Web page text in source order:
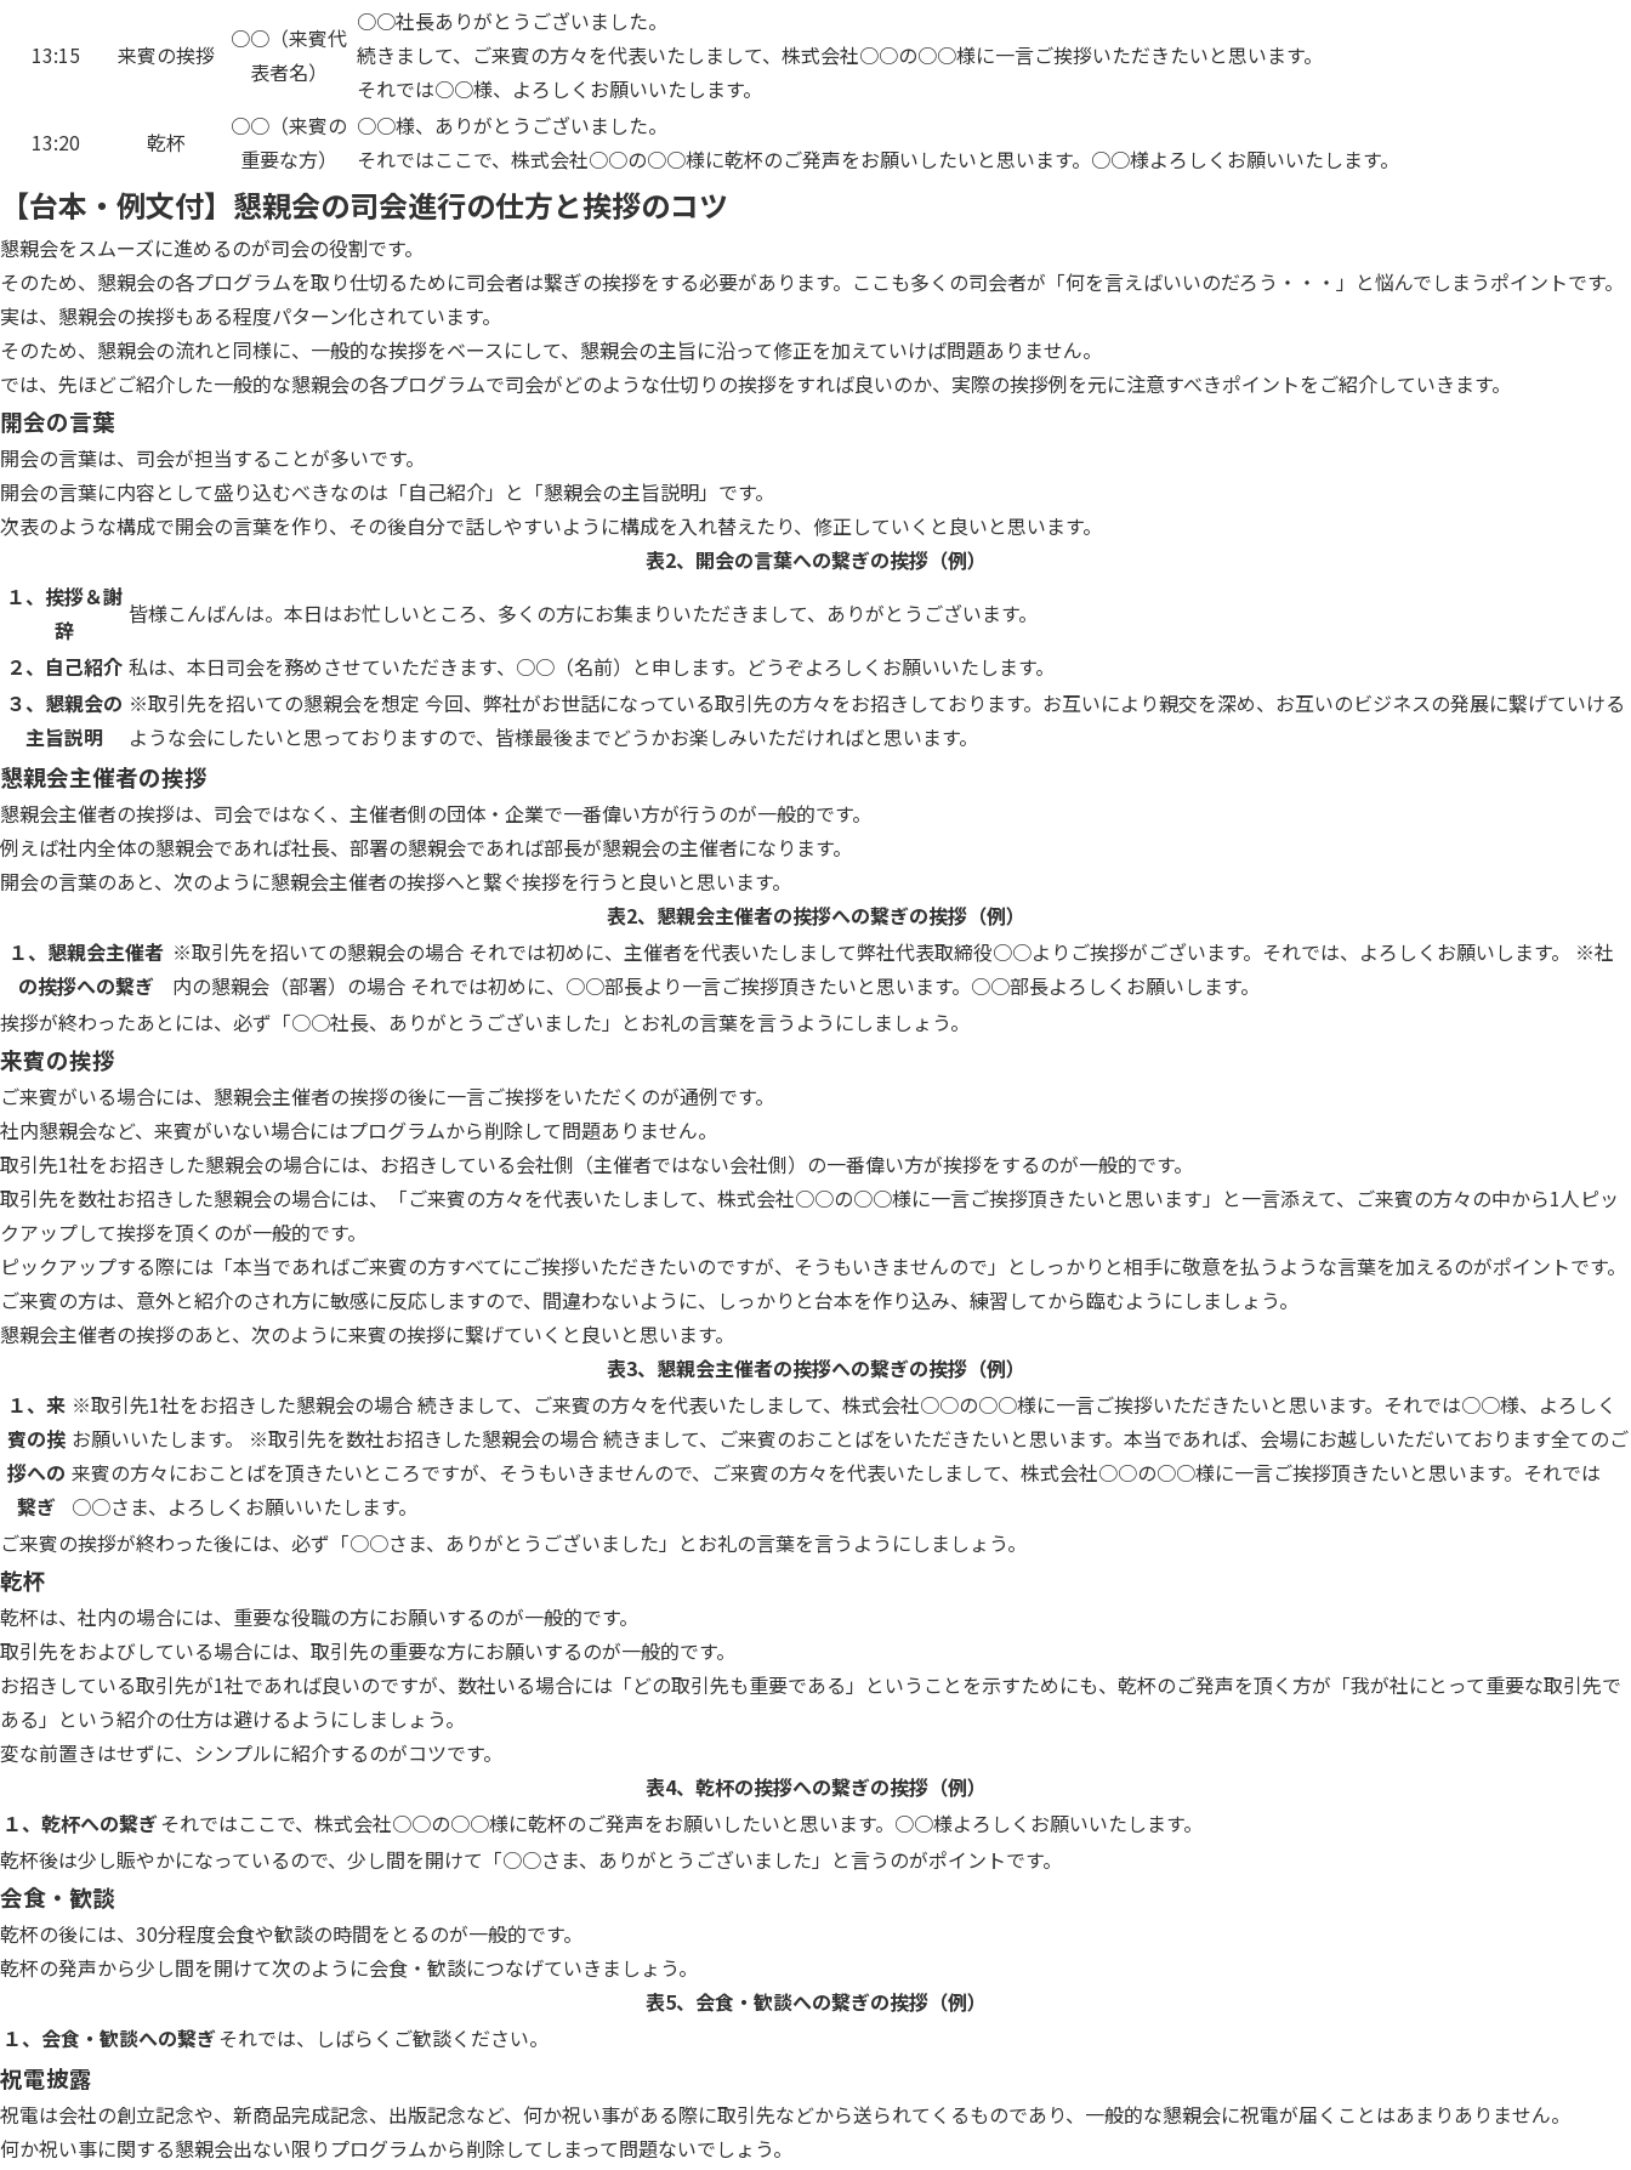
13:15 来賓の挨拶
○○（来賓代
表者名）
○○社長ありがとうございました。
続きまして、ご来賓の方々を代表いたしまして、株式会社○○の○○様に一言ご挨拶いただきたいと思います。
それでは○○様、よろしくお願いいたします。
13:20
乾杯
○○（来賓の
重要な方）
○○様、ありがとうございました。
それではここで、株式会社○○の○○様に乾杯のご発声をお願いしたいと思います。○○様よろしくお願いいたします。
【台本・例文付】懇親会の司会進行の仕方と挨拶のコツ
懇親会をスムーズに進めるのが司会の役割です。
そのため、懇親会の各プログラムを取り仕切るために司会者は繋ぎの挨拶をする必要があります。ここも多くの司会者が「何を言えばいいのだろう・・・」と悩んでしまうポイントです。
実は、懇親会の挨拶もある程度パターン化されています。
そのため、懇親会の流れと同様に、一般的な挨拶をベースにして、懇親会の主旨に沿って修正を加えていけば問題ありません。
では、先ほどご紹介した一般的な懇親会の各プログラムで司会がどのような仕切りの挨拶をすれば良いのか、実際の挨拶例を元に注意すべきポイントをご紹介していきます。
開会の言葉
開会の言葉は、司会が担当することが多いです。
開会の言葉に内容として盛り込むべきなのは「自己紹介」と「懇親会の主旨説明」です。
次表のような構成で開会の言葉を作り、その後自分で話しやすいように構成を入れ替えたり、修正していくと良いと思います。
表2、開会の言葉への繋ぎの挨拶（例）
１、挨拶＆謝
辞
皆様こんばんは。本日はお忙しいところ、多くの方にお集まりいただきまして、ありがとうございます。
２、自己紹介 私は、本日司会を務めさせていただきます、○○（名前）と申します。どうぞよろしくお願いいたします。
３、懇親会の
主旨説明
※取引先を招いての懇親会を想定 今回、弊社がお世話になっている取引先の方々をお招きしております。お互いにより親交を深め、お互いのビジネスの発展に繋げていける
ような会にしたいと思っておりますので、皆様最後までどうかお楽しみいただければと思います。
懇親会主催者の挨拶
懇親会主催者の挨拶は、司会ではなく、主催者側の団体・企業で一番偉い方が行うのが一般的です。
例えば社内全体の懇親会であれば社長、部署の懇親会であれば部長が懇親会の主催者になります。
開会の言葉のあと、次のように懇親会主催者の挨拶へと繋ぐ挨拶を行うと良いと思います。
表2、懇親会主催者の挨拶への繋ぎの挨拶（例）
１、懇親会主催者
の挨拶への繋ぎ
※取引先を招いての懇親会の場合 それでは初めに、主催者を代表いたしまして弊社代表取締役○○よりご挨拶がございます。それでは、よろしくお願いします。 ※社
内の懇親会（部署）の場合 それでは初めに、○○部長より一言ご挨拶頂きたいと思います。○○部長よろしくお願いします。
挨拶が終わったあとには、必ず「○○社長、ありがとうございました」とお礼の言葉を言うようにしましょう。
来賓の挨拶
ご来賓がいる場合には、懇親会主催者の挨拶の後に一言ご挨拶をいただくのが通例です。
社内懇親会など、来賓がいない場合にはプログラムから削除して問題ありません。
取引先1社をお招きした懇親会の場合には、お招きしている会社側（主催者ではない会社側）の一番偉い方が挨拶をするのが一般的です。
取引先を数社お招きした懇親会の場合には、「ご来賓の方々を代表いたしまして、株式会社○○の○○様に一言ご挨拶頂きたいと思います」と一言添えて、ご来賓の方々の中から1人ピッ
クアップして挨拶を頂くのが一般的です。
ピックアップする際には「本当であればご来賓の方すべてにご挨拶いただきたいのですが、そうもいきませんので」としっかりと相手に敬意を払うような言葉を加えるのがポイントです。
ご来賓の方は、意外と紹介のされ方に敏感に反応しますので、間違わないように、しっかりと台本を作り込み、練習してから臨むようにしましょう。
懇親会主催者の挨拶のあと、次のように来賓の挨拶に繋げていくと良いと思います。
表3、懇親会主催者の挨拶への繋ぎの挨拶（例）
１、来
賓の挨
拶への
繋ぎ
※取引先1社をお招きした懇親会の場合 続きまして、ご来賓の方々を代表いたしまして、株式会社○○の○○様に一言ご挨拶いただきたいと思います。それでは○○様、よろしく
お願いいたします。 ※取引先を数社お招きした懇親会の場合 続きまして、ご来賓のおことばをいただきたいと思います。本当であれば、会場にお越しいただいております全てのご
来賓の方々におことばを頂きたいところですが、そうもいきませんので、ご来賓の方々を代表いたしまして、株式会社○○の○○様に一言ご挨拶頂きたいと思います。それでは
○○さま、よろしくお願いいたします。
ご来賓の挨拶が終わった後には、必ず「○○さま、ありがとうございました」とお礼の言葉を言うようにしましょう。
乾杯
乾杯は、社内の場合には、重要な役職の方にお願いするのが一般的です。
取引先をおよびしている場合には、取引先の重要な方にお願いするのが一般的です。
お招きしている取引先が1社であれば良いのですが、数社いる場合には「どの取引先も重要である」ということを示すためにも、乾杯のご発声を頂く方が「我が社にとって重要な取引先で
ある」という紹介の仕方は避けるようにしましょう。
変な前置きはせずに、シンプルに紹介するのがコツです。
表4、乾杯の挨拶への繋ぎの挨拶（例）
１、乾杯への繋ぎそれではここで、株式会社○○の○○様に乾杯のご発声をお願いしたいと思います。○○様よろしくお願いいたします。
乾杯後は少し賑やかになっているので、少し間を開けて「○○さま、ありがとうございました」と言うのがポイントです。
会食・歓談
乾杯の後には、30分程度会食や歓談の時間をとるのが一般的です。
乾杯の発声から少し間を開けて次のように会食・歓談につなげていきましょう。
表5、会食・歓談への繋ぎの挨拶（例）
１、会食・歓談への繋ぎそれでは、しばらくご歓談ください。
祝電披露
祝電は会社の創立記念や、新商品完成記念、出版記念など、何か祝い事がある際に取引先などから送られてくるものであり、一般的な懇親会に祝電が届くことはあまりありません。
何か祝い事に関する懇親会出ない限りプログラムから削除してしまって問題ないでしょう。